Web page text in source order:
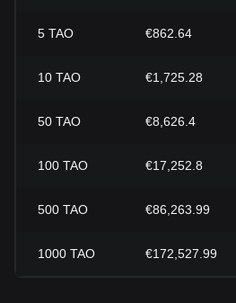
5 TAO €862.64
10 TAO €1,725.28
50 TAO €8,626.4
100 TAO €17,252.8
500 TAO €86,263.99
1000 TAO €172,527.99